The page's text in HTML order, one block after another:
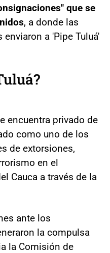
que se
, a donde las
a 'Pipe Tuluá'
encuentra privado de
como uno de los
de extorsiones,
en el
Cauca a través de la
ante los
la compulsa
la Comisión de